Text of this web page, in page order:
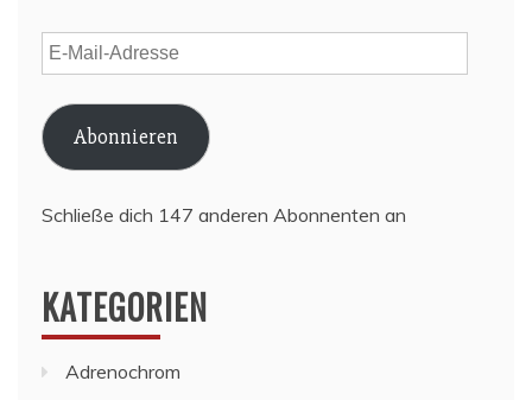
E-
Mail-
Adresse
Abonnieren
Schließe dich 147 anderen Abonnenten an
KATEGORIEN
Adrenochrom